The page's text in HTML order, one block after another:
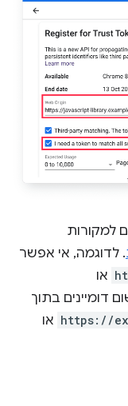
למקורות
. לדוגמה, אי אפשר
או
דומיינים בתוך
https:// או